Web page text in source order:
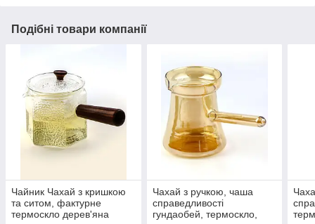
Подібні товари компанії
Чайник Чахай з кришкою
та ситом, фактурне
термоскло дерев'яна
Чахай з ручкою, чаша
справедливості
гундаобей, термоскло,